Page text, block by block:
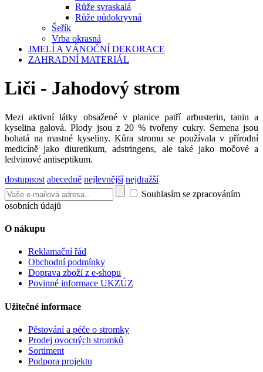
Růže svraskalá
Růže půdokryvná
Šeřík
Vrba okrasná
JMELÍ A VÁNOČNÍ DEKORACE
ZAHRADNÍ MATERIÁL
Liči - Jahodový strom
Mezi aktivní látky obsažené v planice patří arbusterin, tanin a
kyselina galová. Plody jsou z 20 % tvořeny cukry. Semena jsou
bohatá na mastné kyseliny. Kůra stromu se používala v přírodní
medicíně jako diuretikum, adstringens, ale také jako močové a
ledvinové antiseptikum.
dostupnost abecedně nejlevnější nejdražší
Souhlasím se zpracováním
osobních údajů
O nákupu
Reklamační řád
Obchodní podmínky
Doprava zboží z e-shopu
Povinné informace UKZÚZ
Užitečné informace
Pěstování a péče o stromky
Prodej ovocných stromků
Sortiment
Podpora projektu